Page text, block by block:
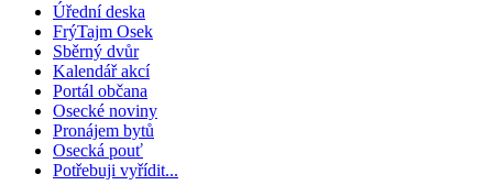
Úřední deska
FrýTajm Osek
Sběrný dvůr
Kalendář akcí
Portál občana
Osecké noviny
Pronájem bytů
Osecká pouť
Potřebuji vyřídit...